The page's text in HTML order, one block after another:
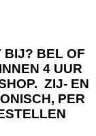
BIJ? BEL OF
4 UUR
ZIJ- EN
PER